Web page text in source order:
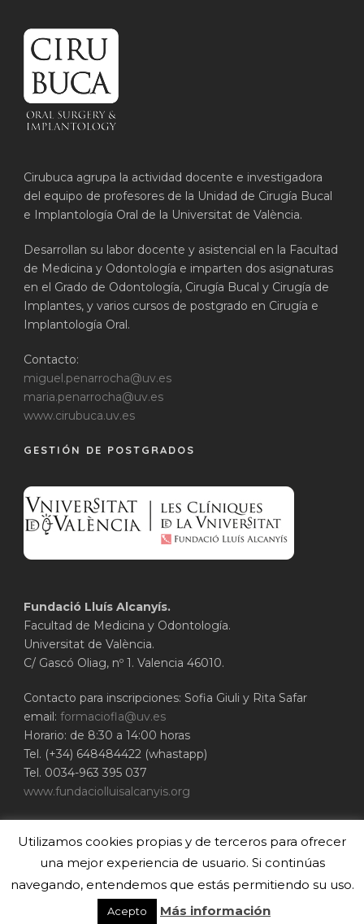
Cirubuca agrupa la actividad docente e investigadora
del equipo de profesores de la Unidad de Cirugía Bucal
e Implantología Oral de la Universitat de València.
Desarrollan su labor docente y asistencial en la Facultad
de Medicina y Odontología e imparten dos asignaturas
en el Grado de Odontología, Cirugía Bucal y Cirugía de
Implantes, y varios cursos de postgrado en Cirugía e
Implantología Oral.
Contacto:
miguel.penarrocha@uv.es
maria.penarrocha@uv.es
www.cirubuca.uv.es
GESTIÓN DE POSTGRADOS
Fundació Lluís Alcanyís.
Facultad de Medicina y Odontología.
Universitat de València.
C/ Gascó Oliag, nº 1. Valencia 46010.
Contacto para inscripciones: Sofia Giuli y Rita Safar
email: formaciofla@uv.es
Horario: de 8:30 a 14:00 horas
Tel. (+34) 648484422 (whastapp)
Tel. 0034-963 395 037
www.fundaciolluisalcanyis.org
ValenciaUniversitat de València
www.adeituv.es
© 2020 Cirubuca
Utilizamos cookies propias y de terceros para ofrecer
una mejor experiencia de usuario. Si continúas
navegando, entendemos que estás permitiendo su uso.
Acepto Más información